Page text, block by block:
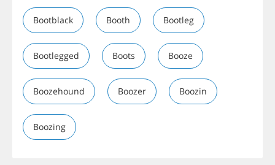
Bootblack Booth Bootleg
Bootlegged Boots Booze
Boozehound Boozer Boozin
Boozing